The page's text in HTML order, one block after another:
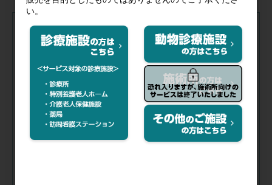
注文コード（メーカー品番）
（007050）
カラー／ホワイト サイズ／M
入数／1箱(200枚)